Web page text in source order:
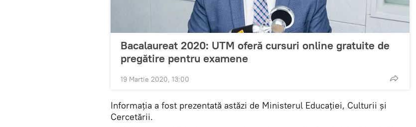
Bacalaureat 2020: UTM oferă cursuri online gratuite de
pregătire pentru examene
19 Martie 2020, 13:00
Informația a fost prezentată astăzi de Ministerul Educației, Culturii și
Cercetării.